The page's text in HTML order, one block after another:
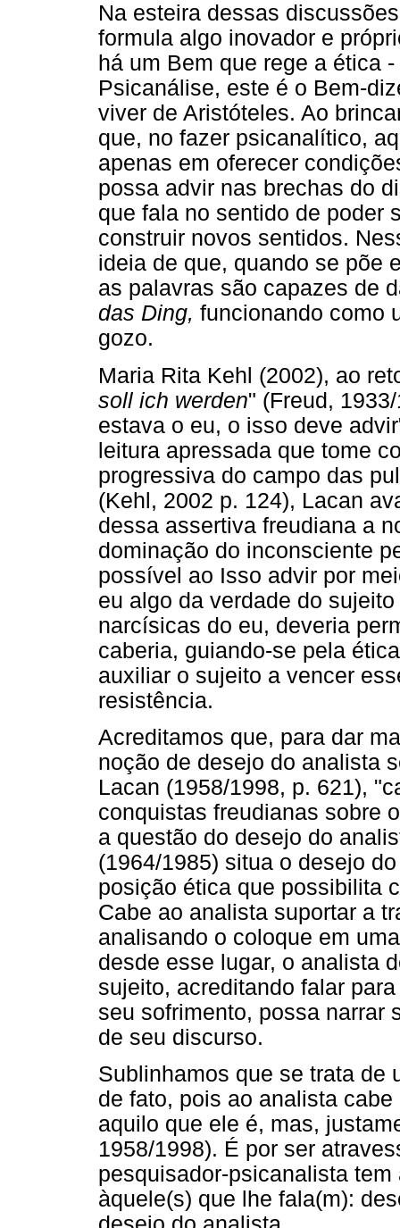
Na esteira dessas
formula algo inovador e
há um Bem que rege a ética
Psicanálise, este é o Bem-
viver de Aristóteles. Ao
que, no fazer psicanalítico,
apenas em oferecer
possa advir nas brechas do
que fala no sentido de poder
construir novos sentidos.
ideia de que, quando se põe
as palavras são capazes de
das Ding, funcionando como
gozo.
Maria Rita Kehl (2002), ao
soll ich werden" (Freud,
estava o eu, o isso deve
leitura apressada que tome
progressiva do campo das
(Kehl, 2002 p. 124), Lacan
dessa assertiva freudiana a
dominação do inconsciente
possível ao Isso advir por
eu algo da verdade do
narcísicas do eu, deveria
caberia, guiando-se pela
auxiliar o sujeito a vencer
resistência.
Acreditamos que, para dar
noção de desejo do analista
Lacan (1958/1998, p. 621),
conquistas freudianas sobre
a questão do desejo do
(1964/1985) situa o desejo
posição ética que possibilita
Cabe ao analista suportar a
analisando o coloque em
desde esse lugar, o analista
sujeito, acreditando falar
seu sofrimento, possa narrar
de seu discurso.
Sublinhamos que se trata de
de fato, pois ao analista
aquilo que ele é, mas,
1958/1998). É por ser
pesquisador-psicanalista
àquele(s) que lhe fala(m):